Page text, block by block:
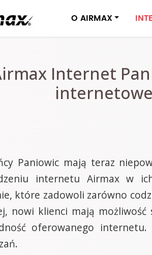
O AIRMAX
Internet
Paniowic mają teraz
internetu Airmax w
które zadowoli zarówno
nowi klienci mają
oferowanego